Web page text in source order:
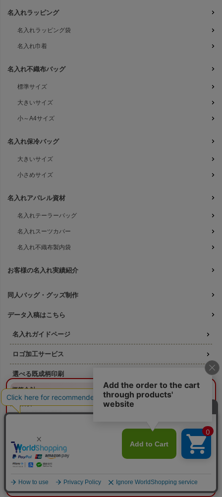
概算合計 ¥0 閉じる
—
印刷サイズ：
—
—
オプション：特殊インクを使用しない
本体代： ¥0 印刷代：¥0
オプション代：¥0
名入れラッピング
名入れラッピング袋
名入れ巾着
名入れ不織布バッグ
標準サイズ
大きいサイズ
小～A4サイズ
名入れ保冷バッグ
大きいサイズ
小さめサイズ
名入れアパレル資材
名入れテーラーバッグ
名入れスーツカバー
名入れ不織布製内袋
お客様の名入れ実績紹介
同人バッグ・グッズ制作
データ入稿はこちら
名入れガイドページ
ロゴ加工サービス
選べる既成柄印刷
フルカラー印刷 既成柄一覧
名入れ印刷の料金ガイド
そもそも「版代」ってなに？
印刷方法ごとの必要な版数
リピート注文の版代は不要